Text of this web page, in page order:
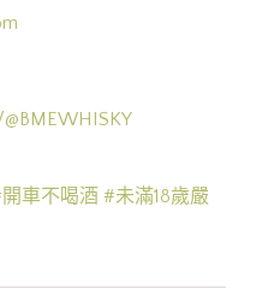
車不喝酒 #未滿18歲嚴